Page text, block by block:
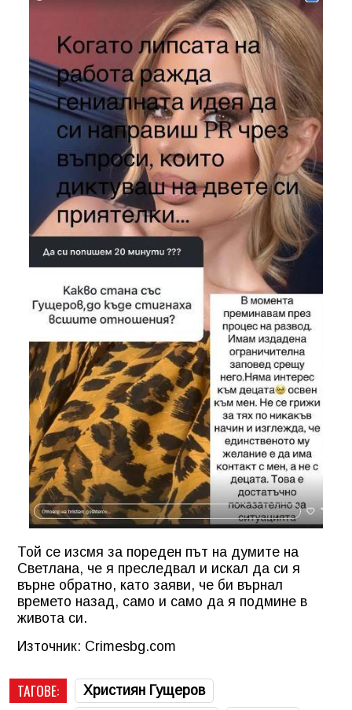
Той се изсмя за пореден път на думите на
Светлана, че я преследвал и искал да си я
върне обратно, като заяви, че би върнал
времето назад, само и само да я подмине в
живота си.
Източник: Crimesbg.com
ТАГОВЕ:
Християн Гущеров